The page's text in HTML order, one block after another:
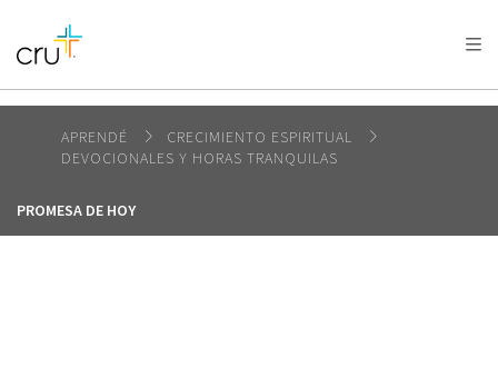
AFRICA
AMERICA / CARIBBEAN
OCEANIA
APRENDÉ
CRECIMIENTO ESPIRITUAL
DEVOCIONALES Y HORAS TRANQUILAS
PROMESA DE HOY